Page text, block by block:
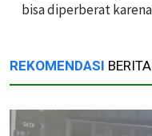
bisa diperberat
REKOMENDASI BERITA